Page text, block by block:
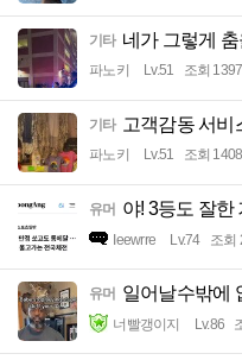
기타 네가 그렇게
파노키 Lv.51 조회 1397
기타 고객감동 서비
파노키 Lv.51 조회 1408
유머 야! 3등도 잘한
Ieewrre Lv.74 조회
유머 일어날수밖에
너빨갱이지 Lv.86